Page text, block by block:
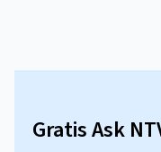
Gratis Ask